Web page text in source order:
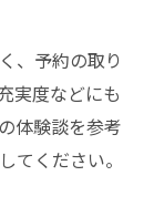
、予約の取り
実度などにも
体験談を参考
てください。